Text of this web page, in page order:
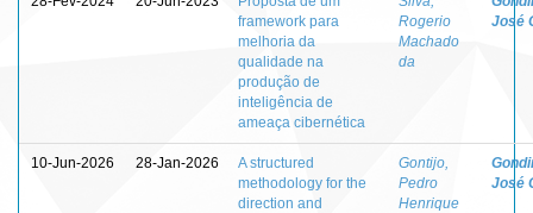
framework para
melhoria da
qualidade na
produção de
inteligência de
ameaça cibernética
Rogerio
Machado
da
José
10-Jun-2026 28-Jan-2026
A structured
methodology for the
direction and
Gontijo,
Pedro
Henrique
José